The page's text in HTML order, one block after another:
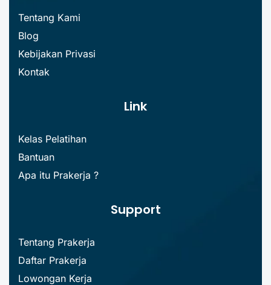
Tentang Kami
Blog
Kebijakan Privasi
Kontak
Link
Kelas Pelatihan
Bantuan
Apa itu Prakerja ?
Support
Tentang Prakerja
Daftar Prakerja
Lowongan Kerja